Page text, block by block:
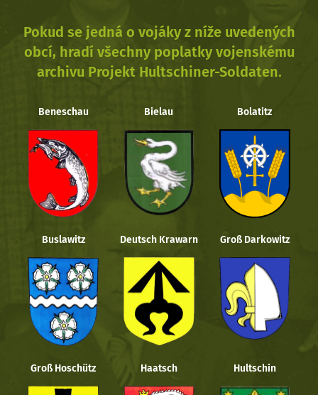
Pokud se jedná o vojáky z níže uvedených
obcí, hradí všechny poplatky vojenskému
archivu Projekt Hultschiner-Soldaten.
Beneschau Bielau Bolatitz
Buslawitz Deutsch Krawarn Groß Darkowitz
Groß Hoschütz Haatsch Hultschin